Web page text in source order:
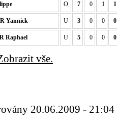
O 7 0 1 1
Yannick U 3 0 0 0
Raphael U 5 0 0 0
vše.
20.06.2009 - 21:04